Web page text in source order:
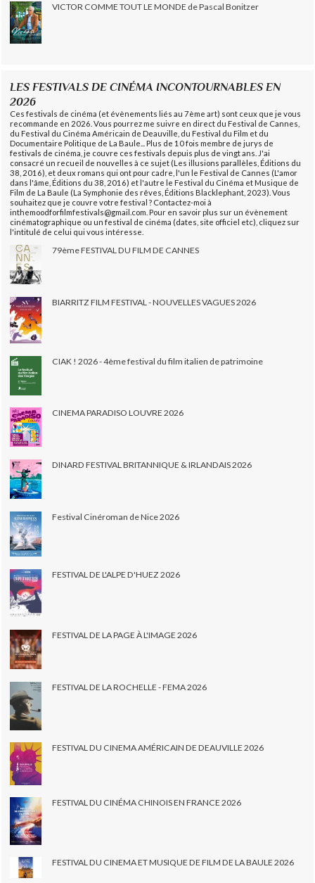
VICTOR COMME TOUT LE MONDE de Pascal Bonitzer
LES FESTIVALS DE CINÉMA INCONTOURNABLES EN
2026
Ces festivals de cinéma (et évènements liés au 7ème art) sont ceux que je vous
recommande en 2026. Vous pourrez me suivre en direct du Festival de Cannes,
du Festival du Cinéma Américain de Deauville, du Festival du Film et du
Documentaire Politique de La Baule... Plus de 10 fois membre de jurys de
festivals de cinéma, je couvre ces festivals depuis plus de vingt ans. J'ai
consacré un recueil de nouvelles à ce sujet (Les illusions parallèles, Éditions du
38, 2016), et deux romans qui ont pour cadre, l'un le Festival de Cannes (L'amor
dans l'âme, Éditions du 38, 2016) et l'autre le Festival du Cinéma et Musique de
Film de La Baule (La Symphonie des rêves, Éditions Blacklephant, 2023). Vous
souhaitez que je couvre votre festival ? Contactez-moi à
inthemoodforfilmfestivals@gmail.com. Pour en savoir plus sur un évènement
cinématographique ou un festival de cinéma (dates, site officiel etc), cliquez sur
l'intitulé de celui qui vous intéresse.
79ème FESTIVAL DU FILM DE CANNES
BIARRITZ FILM FESTIVAL - NOUVELLES VAGUES 2026
CIAK ! 2026 - 4ème festival du film italien de patrimoine
CINEMA PARADISO LOUVRE 2026
DINARD FESTIVAL BRITANNIQUE & IRLANDAIS 2026
Festival Cinéroman de Nice 2026
FESTIVAL DE L'ALPE D'HUEZ 2026
FESTIVAL DE LA PAGE À L'IMAGE 2026
FESTIVAL DE LA ROCHELLE - FEMA 2026
FESTIVAL DU CINEMA AMÉRICAIN DE DEAUVILLE 2026
FESTIVAL DU CINÉMA CHINOIS EN FRANCE 2026
FESTIVAL DU CINEMA ET MUSIQUE DE FILM DE LA BAULE 2026